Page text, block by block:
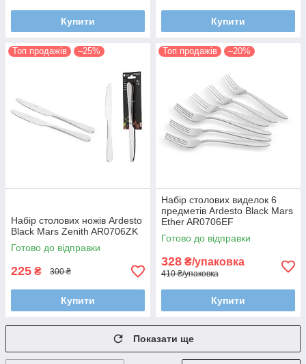
Купити Купити
Топ продажів –25%
Набір столових ножів Ardesto
Black Mars Zenith AR0706ZK
Готово до відправки
225 ₴ 300 ₴
Купити
Топ продажів –20%
Набір столових виделок 6
предметів Ardesto Black Mars
Ether AR0706EF
Готово до відправки
328 ₴/упаковка
410 ₴/упаковка
Купити
Показати ще